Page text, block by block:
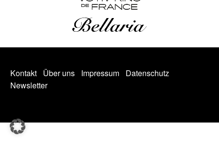
Kontakt Über uns Impressum
Datenschutz
Newsletter